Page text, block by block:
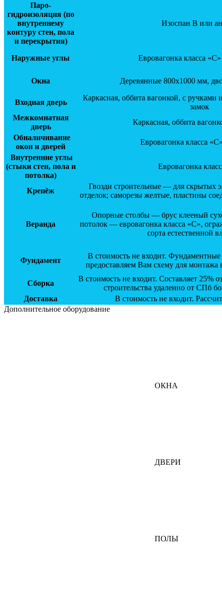
Паро-
гидроизоляция (по
внутреннему
контуру стен, пола
и перекрытия)
Изоспан В или
Наружные углы Евровагонка класса
Окна Деревянные 800х1000 мм,
Входная дверь
Каркасная, оббита вагонкой, с
замок
Межкомнатная
дверь
Каркасная, оббита
Обналичивание
окон и дверей
Евровагонка класса
Внутренние углы
(стыки стен, пола и
потолка)
Евровагонка
Крепёж
Гвозди строительные — для скрытых
отделок; саморезы желтые, пластины
Веранда
Опорные столбы — брус клееный
потолок — евровагонка класса «С»,
сорта естественной
Фундамент
В стоимость не входит.
предоставляем Вам схему для
Сборка
В стоимость не входит. Составляет 25%
строительства удаленно от СПб
Доставка
В стоимость не входит.
Дополнительное оборудование
ОКНА
ДВЕРИ
ПОЛЫ